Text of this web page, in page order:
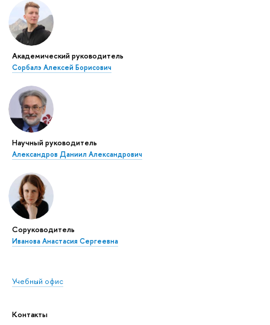
Академический руководитель
Сорбалэ Алексей Борисович
Научный руководитель
Александров Даниил Александрович
Соруководитель
Иванова Анастасия Сергеевна
Учебный офис
Контакты